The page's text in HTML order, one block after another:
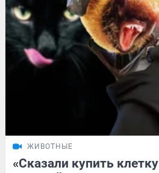
ЖИВОТНЫЕ
«Сказали купить